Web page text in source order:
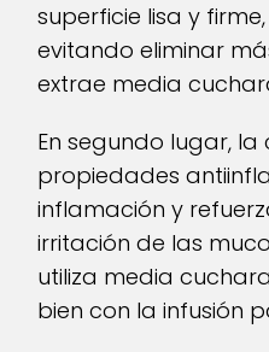
superficie lisa y
evitando eliminar
extrae media
En segundo lugar,
propiedades
inflamación y
irritación de las
utiliza media
bien con la infusión